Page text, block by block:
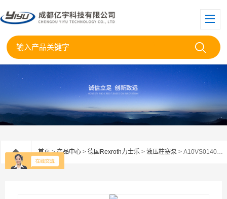
首页>产品中心 > 德国Rexroth力士乐 > 液压柱塞泵 > A10VS0140DRS/32R-PPB22U99德国Rexroth力士乐柱塞泵A10VSO140DRS现货